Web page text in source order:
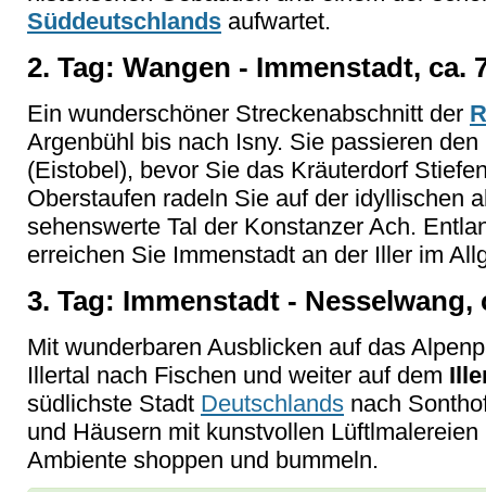
Süddeutschlands aufwartet.
2. Tag: Wangen - Immenstadt, ca.
Ein wunderschöner Streckenabschnitt der
Argenbühl bis nach Isny. Sie passieren
(Eistobel), bevor Sie das Kräuterdorf
Oberstaufen radeln Sie auf der idyllischen
sehenswerte Tal der Konstanzer Ach.
erreichen Sie Immenstadt an der Iller im
3. Tag: Immenstadt - Nesselwang,
Mit wunderbaren Ausblicken auf das
Illertal nach Fischen und weiter auf dem
südlichste Stadt Deutschlands nach
und Häusern mit kunstvollen
Ambiente shoppen und bummeln.